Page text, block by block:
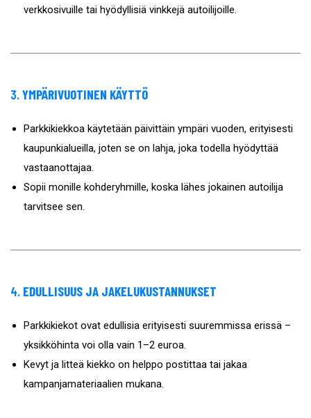
verkkosivuille tai hyödyllisiä vinkkejä autoilijoille.
3.YMPÄRIVUOTINEN KÄYTTÖ
Parkkikiekkoa käytetään päivittäin ympäri vuoden, erityisesti
kaupunkialueilla, joten se on lahja, joka todella hyödyttää
vastaanottajaa.
Sopii monille kohderyhmille, koska lähes jokainen autoilija
tarvitsee sen.
4. EDULLISUUS JA JAKELUKUSTANNUKSET
Parkkikiekot ovat edullisia erityisesti suuremmissa erissä –
yksikköhinta voi olla vain 1–2 euroa.
Kevyt ja litteä kiekko on helppo postittaa tai jakaa
kampanjamateriaalien mukana.